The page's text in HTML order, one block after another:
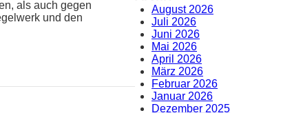
als auch gegen
und den
August 2026
Juli 2026
Juni 2026
Mai 2026
April 2026
März 2026
Februar 2026
Januar 2026
Dezember 2025